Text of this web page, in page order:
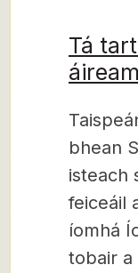
Tá
bhean
isteach
feiceáil
íomhá
tobair a